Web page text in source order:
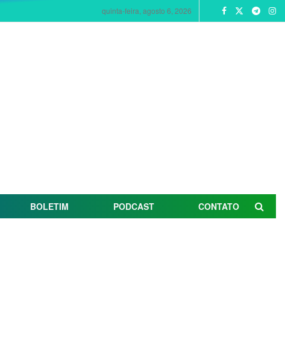
quinta-feira, agosto 6, 2026
BOLETIM PODCAST CONTATO